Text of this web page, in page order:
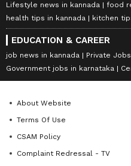
Lifestyle news in kannada
food
health tips in kannada
kitchen
EDUCATION & CAREER
job news in kannada Private Jobs
Government jobs in karnataka
About Website
Terms Of Use
CSAM Policy
Complaint Redressal - TV